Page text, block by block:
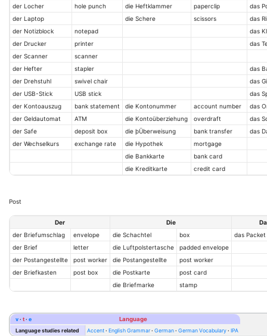
der Locher
hole punch die Heftklammer paperclip
das
der Laptop
die Schere scissors
das
der Notizblock
notepad
das
der Drucker
printer
das
der Scanner
scanner
der Hefter
stapler
das
der Drehstuhl
swivel chair
das
der USB-Stick
USB stick
das
der Kontoauszug
bank statement die Kontonummer account number
das
der Geldautomat
ATM die Kontoüberziehung overdraft
das
der Safe
deposit box die þÜberweisung bank transfer
das
der Wechselkurs
exchange rate die Hypothek
mortgage
die Bankkarte
bank card
die Kreditkarte
credit card
Post
Der Die
der Briefumschlag
envelope die Schachtel box
das Packet
der Brief
letter die Luftpolstertasche
padded envelope
der Postangestellte
post worker die Postangestellte
post worker
der Briefkasten
post box die Postkarte
post card
die Briefmarke
stamp
v t e
Language
Language studies related
Accent English Grammar German German Vocabulary IPA